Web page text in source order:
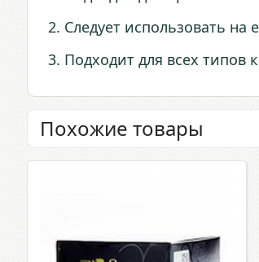
2. Следует использовать
3. Подходит для всех типов
Похожие товары